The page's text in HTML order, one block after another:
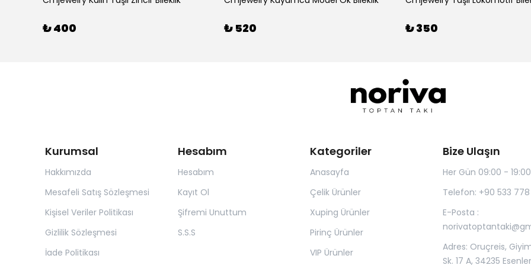
₺ 400 ₺ 520 ₺ 350
Kurumsal
Hakkımızda
Mesafeli Satış Sözleşmesi
Kişisel Veriler Politikası
Gizlilik Sözleşmesi
İade Politikası
Hesabım
Hesabım
Kayıt Ol
Şifremi Unuttum
S.S.S
Kategoriler
Anasayfa
Çelik Ürünler
Xuping Ürünler
Pirinç Ürünler
VIP Ürünler
Bize Ulaşın
Her Gün 09:00 - 19:00
Telefon: +90 533 778
E-Posta :
Adres: Oruçreis,
Sk. 17 A, 34235